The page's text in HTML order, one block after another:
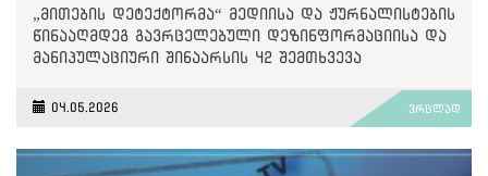
„მითების დეტექტორმა“ მედიისა და ჟურნალისტების
წინააღმდეგ გავრცელებული დეზინფორმაციისა და
მანიპულაციური შინაარსის 42 შემთხვევა
04.05.2026 ვრცლად